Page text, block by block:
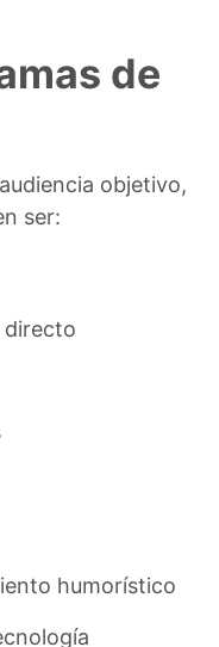
de
objetivo,
ser:
directo
humorístico